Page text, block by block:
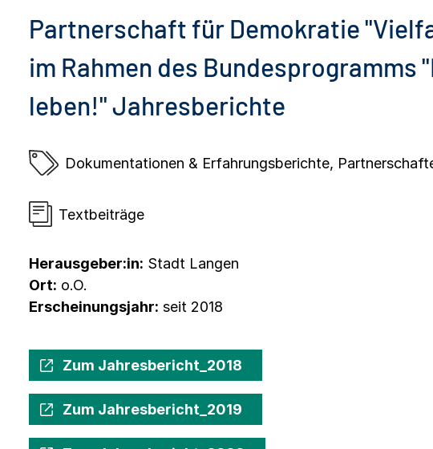
Partnerschaft für Demokratie
im Rahmen des Bundesprogramms
leben!" Jahresberichte
Dokumentationen & Erfahrungsberichte,
Textbeiträge
Herausgeber:in: Stadt Langen
Ort: o.O.
Erscheinungsjahr: seit 2018
Zum Jahresbericht_2018
Zum Jahresbericht_2019